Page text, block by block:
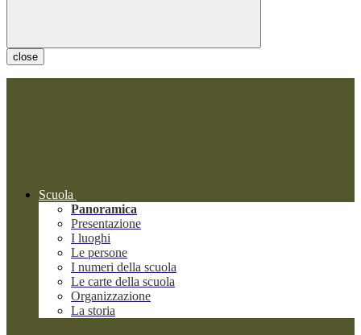
close
Scuola
Panoramica
Presentazione
I luoghi
Le persone
I numeri della scuola
Le carte della scuola
Organizzazione
La storia